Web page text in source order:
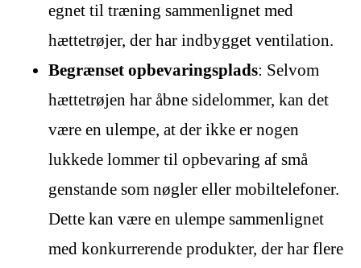
egnet til træning sammenlignet med
hættetrøjer, der har indbygget ventilation.
Begrænset opbevaringsplads: Selvom
hættetrøjen har åbne sidelommer, kan det
være en ulempe, at der ikke er nogen
lukkede lommer til opbevaring af små
genstande som nøgler eller mobiltelefoner.
Dette kan være en ulempe sammenlignet
med konkurrerende produkter, der har flere